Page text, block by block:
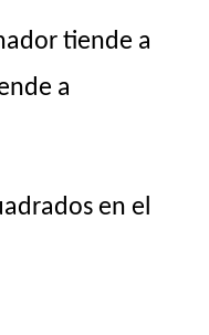
tiende a
a
en el